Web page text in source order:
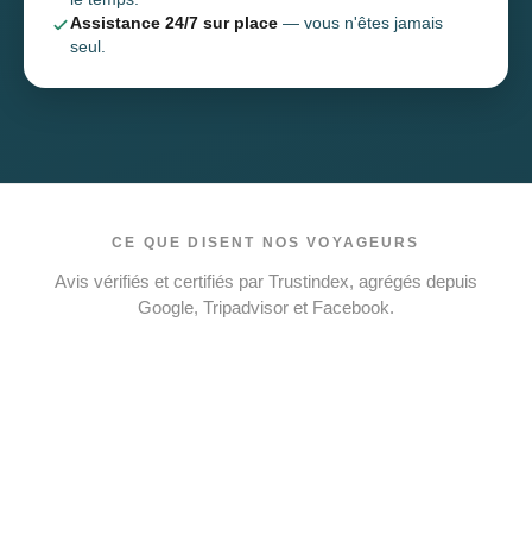
Assistance 24/7 sur place — vous n'êtes jamais
seul.
CE QUE DISENT NOS VOYAGEURS
Avis vérifiés et certifiés par Trustindex, agrégés depuis
Google, Tripadvisor et Facebook.